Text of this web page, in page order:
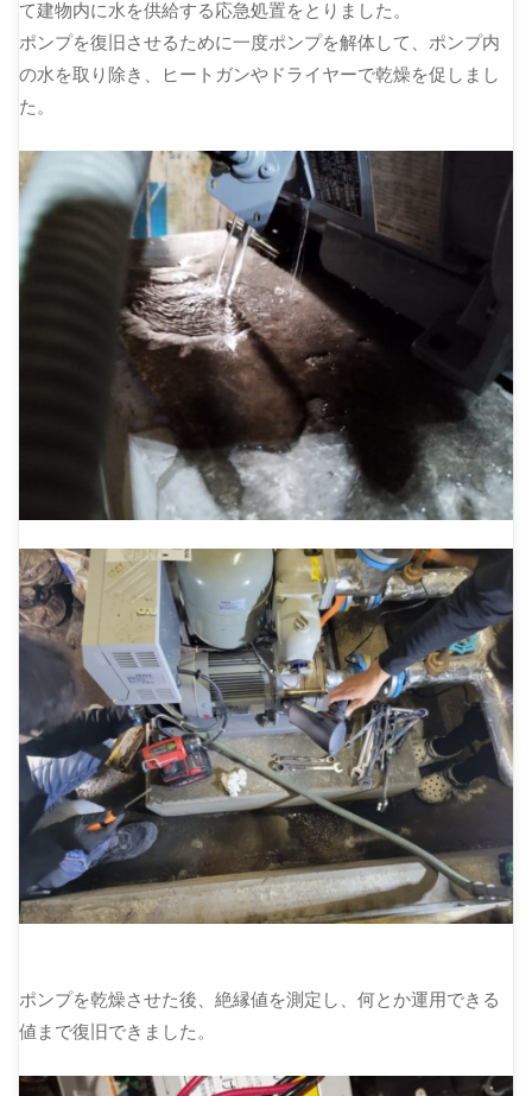
て建物内に水を供給する応急処置をとりました。
ポンプを復旧させるために一度ポンプを解体して、ポンプ内
の水を取り除き、ヒートガンやドライヤーで乾燥を促しまし
た。
ポンプを乾燥させた後、絶縁値を測定し、何とか運用できる
値まで復旧できました。